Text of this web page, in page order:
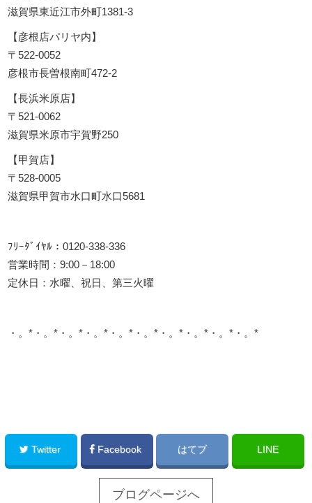
滋賀県東近江市外町1381-3
【彦根店パリヤ内】
〒522-0052
彦根市長曽根南町472-2
【長浜米原店】
〒521-0062
滋賀県米原市宇賀野250
【甲賀店】
〒528-0005
滋賀県甲賀市水口町水口5681
ﾌﾘｰﾀﾞｲﾔﾙ：0120-338-336
営業時間：9:00－18:00
定休日：水曜、祝日、第三火曜
・。*・。*・。*・。*・。*・。*・。*・。*・。*・。*
Twitter Facebook はてブ LINE
ブログページへ